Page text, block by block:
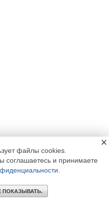
файлы cookies.
соглашаетесь и принимаете
ПОКАЗЫВАТЬ.
×